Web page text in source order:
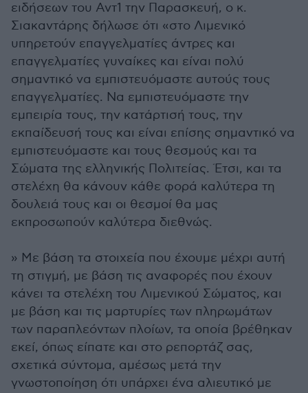
ειδήσεων του Αντ1 την Παρασκευή, ο κ.
Σιακαντάρης δήλωσε ότι «στο Λιμενικό
υπηρετούν επαγγελματίες άντρες και
επαγγελματίες γυναίκες και είναι πολύ
σημαντικό να εμπιστευόμαστε αυτούς τους
επαγγελματίες. Να εμπιστευόμαστε την
εμπειρία τους, την κατάρτισή τους, την
εκπαίδευσή τους και είναι επίσης σημαντικό να
εμπιστευόμαστε και τους θεσμούς και τα
Σώματα της ελληνικής Πολιτείας. Έτσι, και τα
στελέχη θα κάνουν κάθε φορά καλύτερα τη
δουλειά τους και οι θεσμοί θα μας
εκπροσωπούν καλύτερα διεθνώς.
» Με βάση τα στοιχεία που έχουμε μέχρι αυτή
τη στιγμή, με βάση τις αναφορές που έχουν
κάνει τα στελέχη του Λιμενικού Σώματος, και
με βάση και τις μαρτυρίες των πληρωμάτων
των παραπλεόντων πλοίων, τα οποία βρέθηκαν
εκεί, όπως είπατε και στο ρεπορτάζ σας,
σχετικά σύντομα, αμέσως μετά την
γνωστοποίηση ότι υπάρχει ένα αλιευτικό με